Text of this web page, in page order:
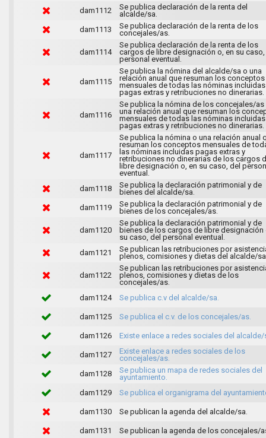
dam1112
Se publica declaración de la renta del
alcalde/sa.
dam1113
Se publica declaración de la renta de los
concejales/as.
dam1114
Se publica declaración de la renta de los
cargos de libre designación o, en su
personal eventual.
dam1115
Se publica la nómina del alcalde/sa o una
relación anual que resuman los conceptos
mensuales de todas las nóminas incluidas
pagas extras y retribuciones no dinerarias.
dam1116
Se publica la nómina de los concejales/as
una relación anual que resuman los
mensuales de todas las nóminas incluidas
pagas extras y retribuciones no dinerarias.
dam1117
Se publica la nómina o una relación anual
resuman los conceptos mensuales de
las nóminas incluidas pagas extras y
retribuciones no dinerarias de los cargos
libre designación o, en su caso, del
eventual.
dam1118
Se publica la declaración patrimonial y de
bienes del alcalde/sa.
dam1119
Se publica la declaración patrimonial y de
bienes de los concejales/as.
dam1120
Se publica la declaración patrimonial y de
bienes de los cargos de libre designación
su caso, del personal eventual.
dam1121
Se publican las retribuciones por
plenos, comisiones y dietas del alcalde/
dam1122
Se publican las retribuciones por
plenos, comisiones y dietas de los
concejales/as.
dam1124
Se publica c.v del alcalde/sa.
dam1125 Se publica el c.v. de los concejales/as.
dam1126 Existe enlace a redes sociales del alcalde/
dam1127
Existe enlace a redes sociales de los
concejales/as.
dam1128
Se publica un mapa de redes sociales del
ayuntamiento.
dam1129
Se publica el organigrama del
dam1130 Se publican la agenda del alcalde/sa.
dam1131 Se publican la agenda de los concejales/